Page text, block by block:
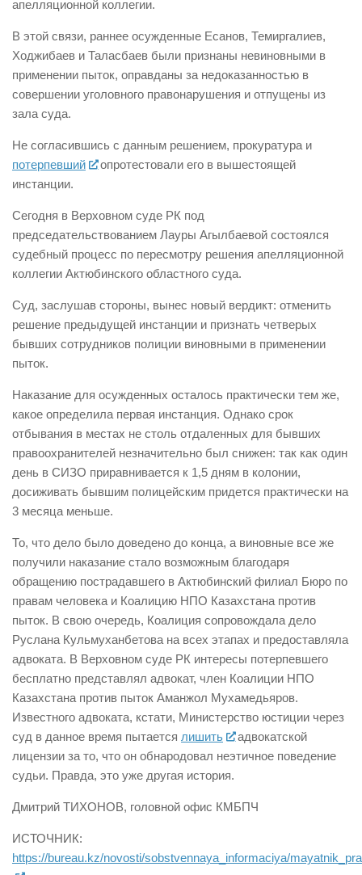
апелляционной коллегии.
В этой связи, раннее осужденные Есанов, Темиргалиев,
Ходжибаев и Таласбаев были признаны невиновными в
применении пыток, оправданы за недоказанностью в
совершении уголовного правонарушения и отпущены из
зала суда.
Не согласившись с данным решением, прокуратура и
потерпевший
опротестовали его в вышестоящей
инстанции.
Сегодня в Верховном суде РК под
председательствованием Лауры Агылбаевой состоялся
судебный процесс по пересмотру решения апелляционной
коллегии Актюбинского областного суда.
Суд, заслушав стороны, вынес новый вердикт: отменить
решение предыдущей инстанции и признать четверых
бывших сотрудников полиции виновными в применении
пыток.
Наказание для осужденных осталось практически тем же,
какое определила первая инстанция. Однако срок
отбывания в местах не столь отдаленных для бывших
правоохранителей незначительно был снижен: так как один
день в СИЗО приравнивается к 1,5 дням в колонии,
досиживать бывшим полицейским придется практически на
3 месяца меньше.
То, что дело было доведено до конца, а виновные все же
получили наказание стало возможным благодаря
обращению пострадавшего в Актюбинский филиал Бюро по
правам человека и Коалицию НПО Казахстана против
пыток. В свою очередь, Коалиция сопровождала дело
Руслана Кульмуханбетова на всех этапах и предоставляла
адвоката. В Верховном суде РК интересы потерпевшего
бесплатно представлял адвокат, член Коалиции НПО
Казахстана против пыток Аманжол Мухамедьяров.
Известного адвоката, кстати, Министерство юстиции через
суд в данное время пытается лишить
адвокатской
лицензии за то, что он обнародовал неэтичное поведение
судьи. Правда, это уже другая история.
Дмитрий ТИХОНОВ, головной офис КМБПЧ
ИСТОЧНИК:
https://bureau.kz/novosti/sobstvennaya_informaciya/